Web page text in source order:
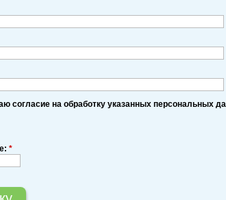
согласие на обработку указанных персональных
*